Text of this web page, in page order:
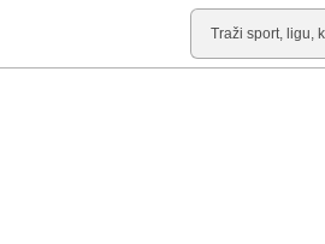
Pretraga